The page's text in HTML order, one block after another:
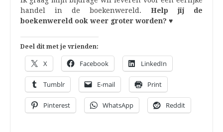
handel in de boekenwereld. Help jij de
boekenwereld ook weer groter worden? ♥
Deel dit met je vrienden:
X Facebook LinkedIn
Tumblr E-mail Print
Pinterest WhatsApp Reddit